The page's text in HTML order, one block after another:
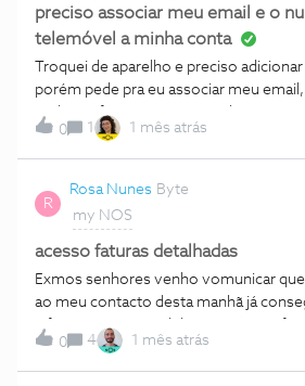
preciso associar meu email e o
telemóvel a minha conta
Troquei de aparelho e preciso
porém pede pra eu associar meu
pede confirmação por SMS de um
cadastrado, preciso que associe o meu
9******** e o meu email
do NIF *********.
0 1 1 mês atrás
R
Rosa Nunes Byte
my NOS
acesso faturas detalhadas
Exmos senhores venho vomunicar
ao meu contacto desta manhã já
informação pretendida com acesso
necessito que me enviem as faturas
vosso atendimento A. Nunes
0 4 1 mês atrás